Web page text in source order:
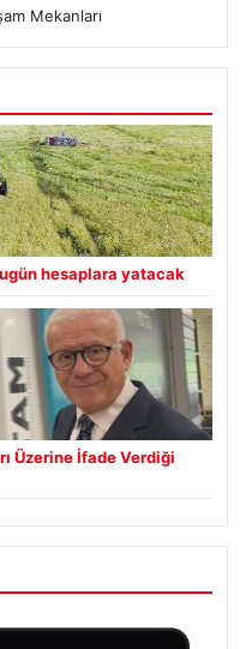
Mekanları
hesaplara yatacak
Üzerine İfade Verdiği